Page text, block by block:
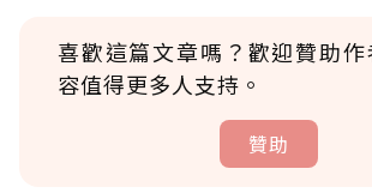
喜歡這篇文章嗎？歡迎贊助作
容值得更多人支持。
贊助